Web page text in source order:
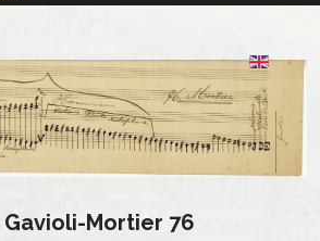
Mortier 76